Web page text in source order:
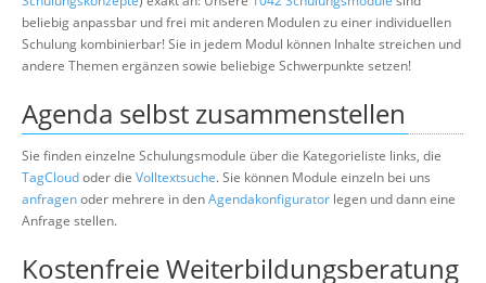
beliebig anpassbar und frei mit anderen Modulen zu einer individuellen
Schulung kombinierbar! Sie in jedem Modul können Inhalte streichen und
andere Themen ergänzen sowie beliebige Schwerpunkte setzen!
Agenda selbst zusammenstellen
Sie finden einzelne Schulungsmodule über die Kategorieliste links, die
TagCloudoder die Volltextsuche. Sie können Module einzeln bei uns
anfragenoder mehrere in denAgendakonfigurator legen und dann eine
Anfrage stellen.
Kostenfreie Weiterbildungsberatung